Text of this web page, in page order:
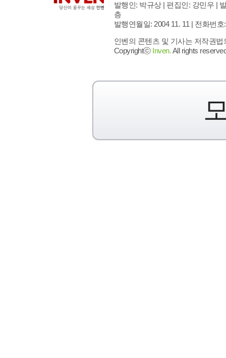
발행인: 박규상 | 편집인: 강민우 |
층
발행연월일: 2004 11. 11 | 전화번호
인벤의 콘텐츠 및 기사는 저작권
Copyrightⓒ Inven.All rights